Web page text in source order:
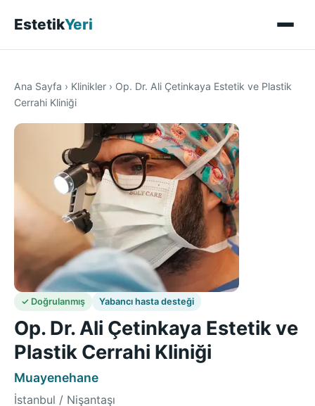
EstetikYeri
Ana Sayfa › Klinikler › Op. Dr. Ali Çetinkaya Estetik ve Plastik
Cerrahi Kliniği
✓ Doğrulanmış Yabancı hasta desteği
Op. Dr. Ali Çetinkaya Estetik ve
Plastik Cerrahi Kliniği
Muayenehane
İstanbul / Nişantaşı